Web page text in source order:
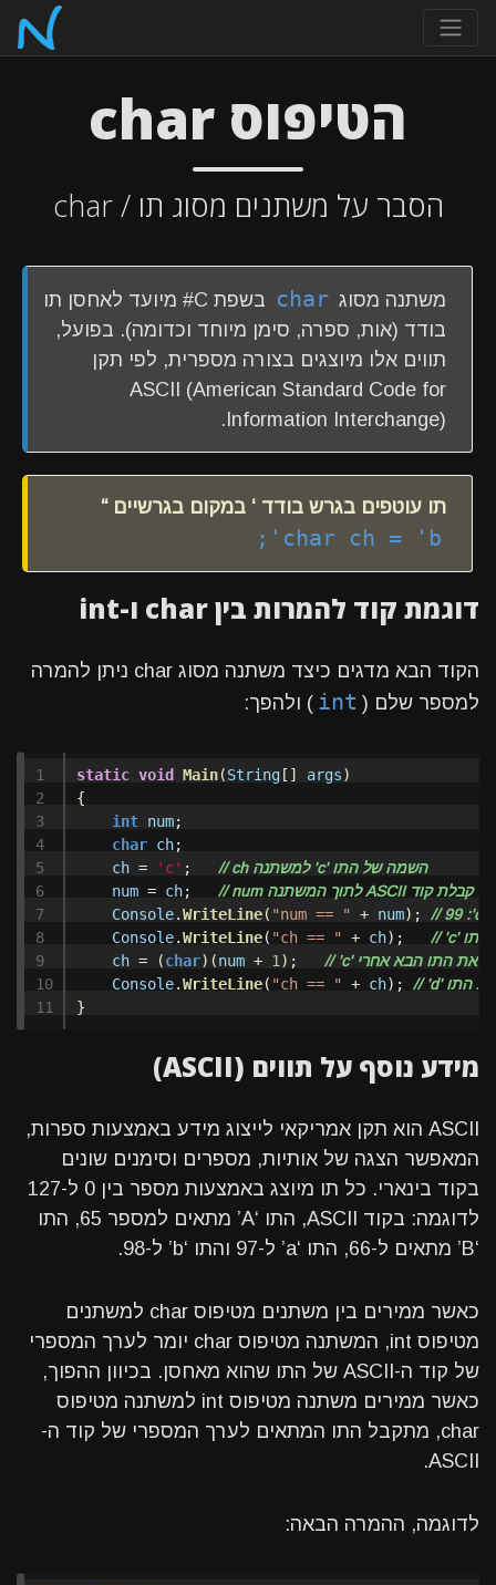
הטיפוס char
הסבר על משתנים מסוג תו / char
משתנה מסוג char
בשפת C# מיועד לאחסן תו
בודד (אות, ספרה, סימן מיוחד וכדומה). בפועל,
תווים אלו מיוצגים בצורה מספרית, לפי תקן
ASCII (American Standard Code for
Information Interchange).
תו עוטפים בגרש בודד ‘ במקום בגרשיים “
;'char ch = 'b
דוגמת קוד להמרות בין char ו-int
הקוד הבא מדגים כיצד משתנה מסוג char ניתן להמרה
למספר שלם ( int ) ולהפך:
1
2
3
4
5
6
7
8
9
10
static void Main(String[] args)
{
int num;
char ch;
ch = 'c' ;
// ch למשתנה 'c' השמה של התו
num = ch;
Console.WriteLine( "num == " + num);
Console.WriteLine( "ch == " + ch);
ch = (char)(num + 1 );
Console.WriteLine( "ch == " + ch);
}
מידע נוסף על תווים (ASCII)
ASCII הוא תקן אמריקאי לייצוג מידע באמצעות ספרות,
המאפשר הצגה של אותיות, מספרים וסימנים שונים
בקוד בינארי. כל תו מיוצג באמצעות מספר בין 0 ל-127
לדוגמה: בקוד ASCII, התו ‘A’ מתאים למספר 65, התו
‘B’ מתאים ל-66, התו ‘a’ ל-97 והתו ‘b’ ל-98.
כאשר ממירים בין משתנים מטיפוס char למשתנים
מטיפוס int, המשתנה מטיפוס char יומר לערך המספרי
של קוד ה-ASCII של התו שהוא מאחסן. בכיוון ההפוך,
כאשר ממירים משתנה מטיפוס int למשתנה מטיפוס
char, מתקבל התו המתאים לערך המספרי של קוד ה-
ASCII.
לדוגמה, ההמרה הבאה: